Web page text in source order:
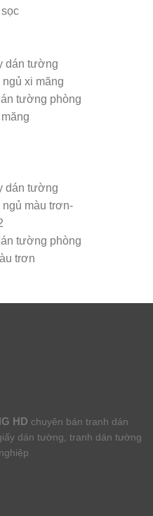
tường phòng
tường phòng
trơn
HD chuyên bán tranh dán
dán tường, tranh dán tường